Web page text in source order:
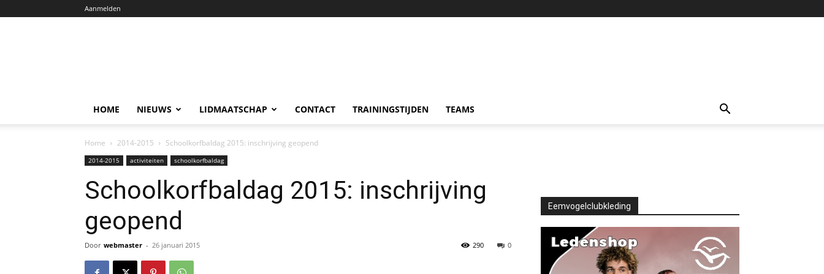
Aanmelden
HOME NIEUWS LIDMAATSCHAP CONTACT TRAININGSTIJDEN TEAMS
Home 2014-2015 Schoolkorfbaldag 2015: inschrijving geopend
2014-2015 activiteiten schoolkorfbaldag
Schoolkorfbaldag 2015: inschrijving
geopend
Door webmaster - 26 januari 2015 0
290
Eemvogelclubkleding